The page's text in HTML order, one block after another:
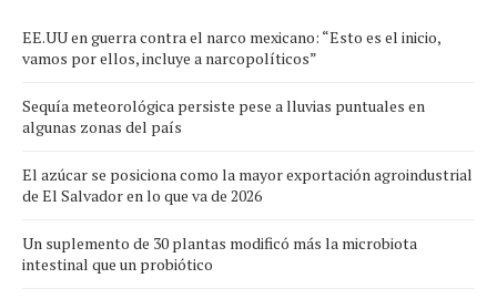
EE.UU en guerra contra el narco mexicano: “Esto es el inicio,
vamos por ellos, incluye a narcopolíticos”
Sequía meteorológica persiste pese a lluvias puntuales en
algunas zonas del país
El azúcar se posiciona como la mayor exportación agroindustrial
de El Salvador en lo que va de 2026
Un suplemento de 30 plantas modificó más la microbiota
intestinal que un probiótico